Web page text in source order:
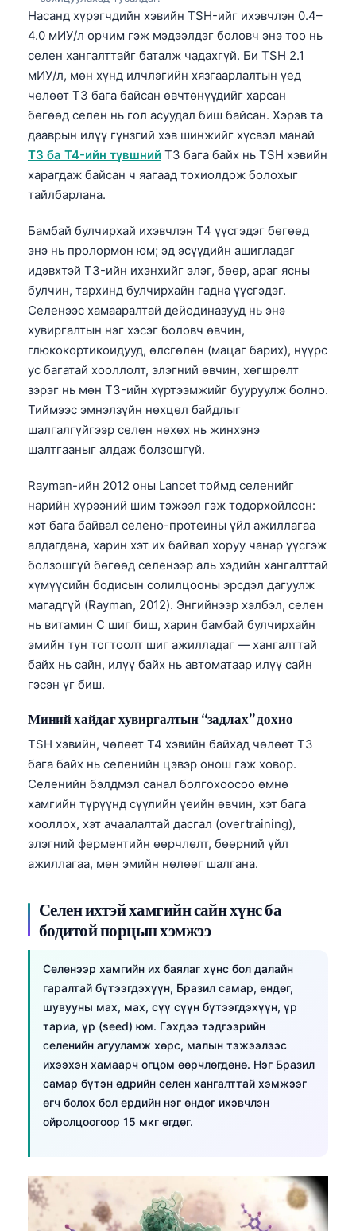
Насанд хүрэгчдийн хэвийн TSH-ийг ихэвчлэн 0.4–
4.0 мИУ/л орчим гэж мэдээлдэг боловч энэ тоо нь
селен хангалттайг баталж чадахгүй. Би TSH 2.1
мИУ/л, мөн хүнд илчлэгийн хязгаарлалтын үед
чөлөөт T3 бага байсан өвчтөнүүдийг харсан
бөгөөд селен нь гол асуудал биш байсан. Хэрэв та
дааврын илүү гүнзгий хэв шинжийг хүсвэл манай
T3 ба T4-ийн түвшний T3 бага байх нь TSH хэвийн
харагдаж байсан ч яагаад тохиолдож болохыг
тайлбарлана.
Бамбай булчирхай ихэвчлэн T4 үүсгэдэг бөгөөд
энэ нь пролормон юм; эд эсүүдийн ашигладаг
идэвхтэй T3-ийн ихэнхийг элэг, бөөр, араг ясны
булчин, тархинд булчирхайн гадна үүсгэдэг.
Селенээс хамааралтай дейодиназууд нь энэ
хувиргалтын нэг хэсэг боловч өвчин,
глюкокортикоидууд, өлсгөлөн (мацаг барих), нүүрс
ус багатай хооллолт, элэгний өвчин, хөгшрөлт
зэрэг нь мөн T3-ийн хүртээмжийг бууруулж болно.
Тиймээс эмнэлзүйн нөхцөл байдлыг
шалгалгүйгээр селен нөхөх нь жинхэнэ
шалтгааныг алдаж болзошгүй.
Rayman-ийн 2012 оны Lancet тоймд селенийг
нарийн хүрээний шим тэжээл гэж тодорхойлсон:
хэт бага байвал селено-протеины үйл ажиллагаа
алдагдана, харин хэт их байвал хоруу чанар үүсгэж
болзошгүй бөгөөд селенээр аль хэдийн хангалттай
хүмүүсийн бодисын солилцооны эрсдэл дагуулж
магадгүй (Rayman, 2012). Энгийнээр хэлбэл, селен
нь витамин C шиг биш, харин бамбай булчирхайн
эмийн тун тогтоолт шиг ажилладаг — хангалттай
байх нь сайн, илүү байх нь автоматаар илүү сайн
гэсэн үг биш.
Миний хайдаг хувиргалтын “задлах” дохио
TSH хэвийн, чөлөөт T4 хэвийн байхад чөлөөт T3
бага байх нь селенийн цэвэр онош гэж ховор.
Селенийн бэлдмэл санал болгохоосоо өмнө
хамгийн түрүүнд сүүлийн үеийн өвчин, хэт бага
хооллох, хэт ачаалалтай дасгал (overtraining),
элэгний ферментийн өөрчлөлт, бөөрний үйл
ажиллагаа, мөн эмийн нөлөөг шалгана.
Селен ихтэй хамгийн сайн хүнс ба
бодитой порцын хэмжээ
Селенээр хамгийн их баялаг хүнс бол далайн
гаралтай бүтээгдэхүүн, Бразил самар, өндөг,
шувууны мах, мах, сүү сүүн бүтээгдэхүүн, үр
тариа, үр (seed) юм. Гэхдээ тэдгээрийн
селенийн агууламж хөрс, малын тэжээлээс
ихээхэн хамаарч огцом өөрчлөгдөнө. Нэг Бразил
самар бүтэн өдрийн селен хангалттай хэмжээг
өгч болох бол ердийн нэг өндөг ихэвчлэн
ойролцоогоор 15 мкг өгдөг.